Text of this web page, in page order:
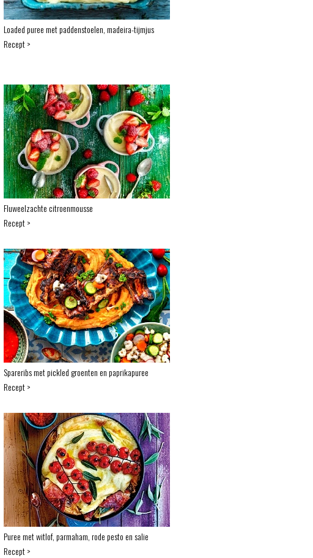
Loaded puree met paddenstoelen, madeira-tijmjus
Recept >
Fluweelzachte citroenmousse
Recept >
Spareribs met pickled groenten en paprikapuree
Recept >
Puree met witlof, parmaham, rode pesto en salie
Recept >